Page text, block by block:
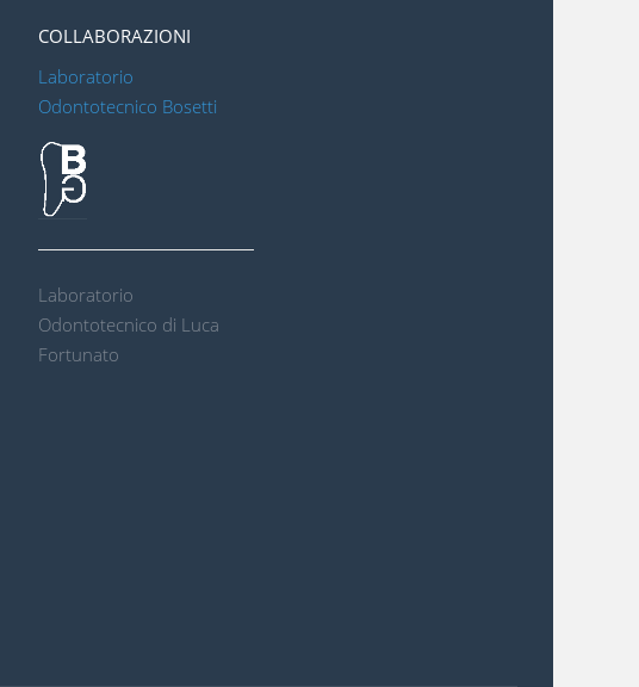
COLLABORAZIONI
Laboratorio
Odontotecnico Bosetti
Laboratorio
Odontotecnico di Luca
Fortunato